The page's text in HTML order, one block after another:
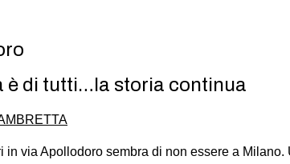
è di tutti…la storia continua
in via Apollodoro sembra di non essere a